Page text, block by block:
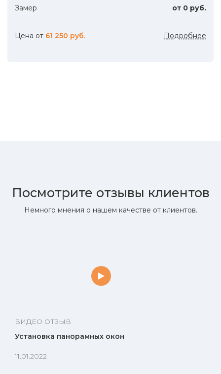
Замер от 0 руб.
Цена от 61 250 руб. Подробнее
Посмотрите отзывы клиентов
Немного мнения о нашем качестве от клиентов.
ВИДЕО ОТЗЫВ
Установка панорамных окон
11.01.2022